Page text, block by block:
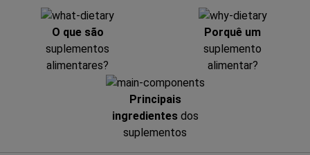
O que são
suplementos
alimentares?
Porquê um
suplemento
alimentar?
Principais
ingredientesdos
suplementos